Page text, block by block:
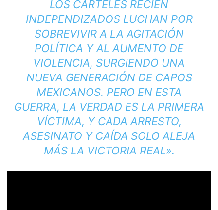
LOS CÁRTELES RECIÉN
INDEPENDIZADOS LUCHAN POR
SOBREVIVIR A LA AGITACIÓN
POLÍTICA Y AL AUMENTO DE
VIOLENCIA, SURGIENDO UNA
NUEVA GENERACIÓN DE CAPOS
MEXICANOS. PERO EN ESTA
GUERRA, LA VERDAD ES LA PRIMERA
VÍCTIMA, Y ​​CADA ARRESTO,
ASESINATO Y CAÍDA SOLO ALEJA
MÁS LA VICTORIA REAL».